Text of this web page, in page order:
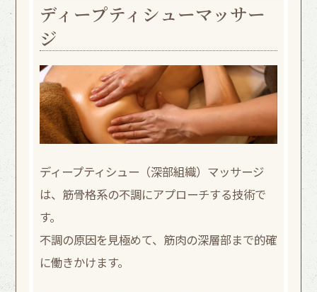
ディープティシューマッサー
ジ
ディープティシュー（深部組織）マッサージ
は、筋骨格系の不調にアプローチする技術で
す。
不調の原因を見極めて、筋肉の深層部まで的確
に働きかけます。